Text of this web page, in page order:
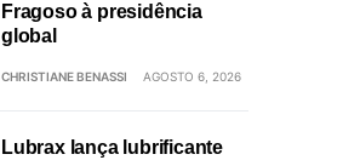
Fragoso à presidência
global
CHRISTIANE BENASSI AGOSTO 6, 2026
Lubrax lança lubrificante